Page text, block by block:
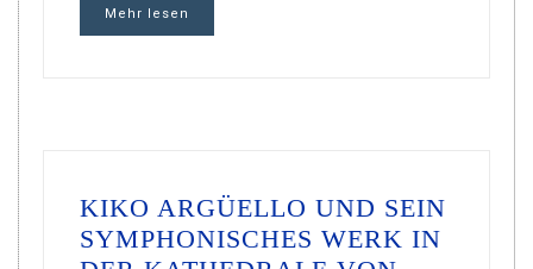
Mehr lesen
KIKO ARGÜELLO UND SEIN
SYMPHONISCHES WERK IN